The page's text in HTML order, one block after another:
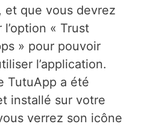
et que vous devrez
« Trust
» pour pouvoir
l’application.
TutuApp a été
installé sur votre
verrez son icône